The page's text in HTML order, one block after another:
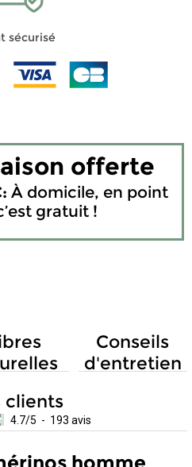
sécurisé
offerte
À domicile, en point
gratuit !
Conseils
d'entretien
clients
4.7/5 - 193 avis